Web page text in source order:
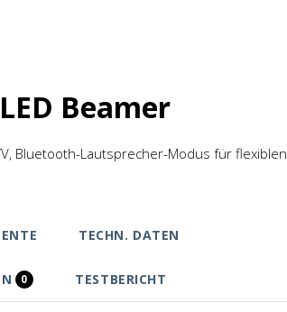
Beamer
Bluetooth-Lautsprecher-Modus für flexiblen
TECHN. DATEN
0 TESTBERICHT